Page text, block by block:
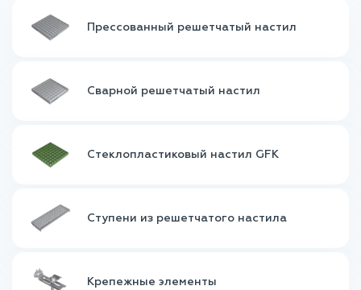
Прессованный решетчатый настил
Сварной решетчатый настил
Стеклопластиковый настил GFK
Ступени из решетчатого настила
Крепежные элементы